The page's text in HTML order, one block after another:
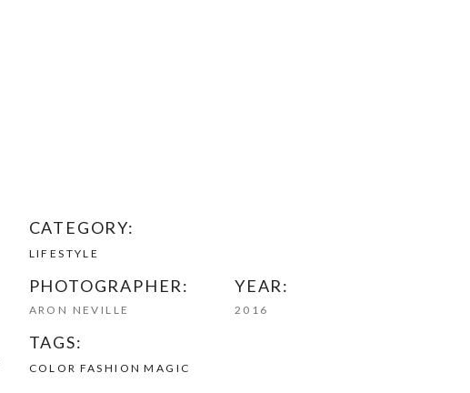
CATEGORY:
LIFESTYLE
PHOTOGRAPHER:
ARON NEVILLE
YEAR:
2016
TAGS:
COLOR FASHION MAGIC